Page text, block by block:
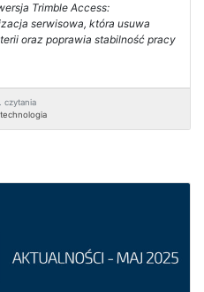
Trimble Access:
serwisowa, która usuwa
oraz poprawia stabilność pracy
czytania